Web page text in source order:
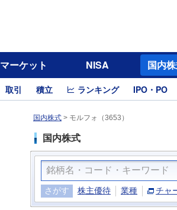
マーケット NISA 国内
取引 積立 ランキング IPO・PO
国内株式 > モルフォ（3653）
国内株式
さがす 株主優待 業種 チャ